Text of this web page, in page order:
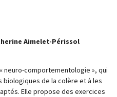
Aimelet-Périssol
neuro-comportementologie », qui
biologiques de la colère et à les
Elle propose des exercices